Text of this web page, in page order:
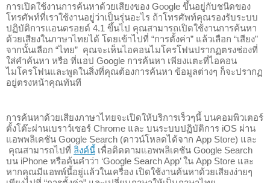
การเปิดใช้งานการค้นหาด้วยเสียงของ Google ขึ้นอยู่กับชนิดของ
โทรศัพท์ที่เราใช้งานอยู่ว่าเป็นรุ่นอะไร ถ้าโทรศัพท์คุณรองรับระบบ
ปฏิบัติการแอนดรอยด์ 4.1 ขึ้นไป คุณสามารถเปิดใช้งานการค้นหา
ด้วยเสียงในภาษาไทยได้ โดยเข้าไปที่ “การตั้งค่า” แล้วเลือก “เสียง”
จากนั้นเลือก “ไทย”  คุณจะเห็นไอคอนไมโครโฟนปรากฏตรงช่องที่
ใส่คำค้นหา หรือ ที่แอป Google การค้นหา เพียงแตะที่ไอคอน
ไมโครโฟนและพูดในสิ่งที่คุณต้องการค้นหา ข้อมูลต่างๆ ก็จะปรากฏ
อยู่ตรงหน้าคุณทันที
การค้นหาด้วยเสียงภาษาไทยจะเปิดให้บริการเร็วๆนี้ บนคอมพิวเตอร์
ตั้งโต๊ะผ่านเบราว์เซอร์ Chrome และ บนระบบปฏิบัติการ iOS ผ่าน
แอพพลิเคชัน Google Search (ดาวน์โหลดได้จาก App Store) และ
คุณสามารถไปที่ ลิงค์นี้ เพื่อติดตามแอพพลิเคชัน Google Search
บน iPhone หรือค้นคำว่า ‘Google Search App’ ใน App Store และ
หากคุณมีแอพพ์นี้อยู่เเล้วในเครื่อง เปิดใช้งานค้นหาด้วยเสียงง่ายๆ